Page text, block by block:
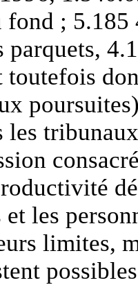
; 5.185
parquets,
les
et les
limites,